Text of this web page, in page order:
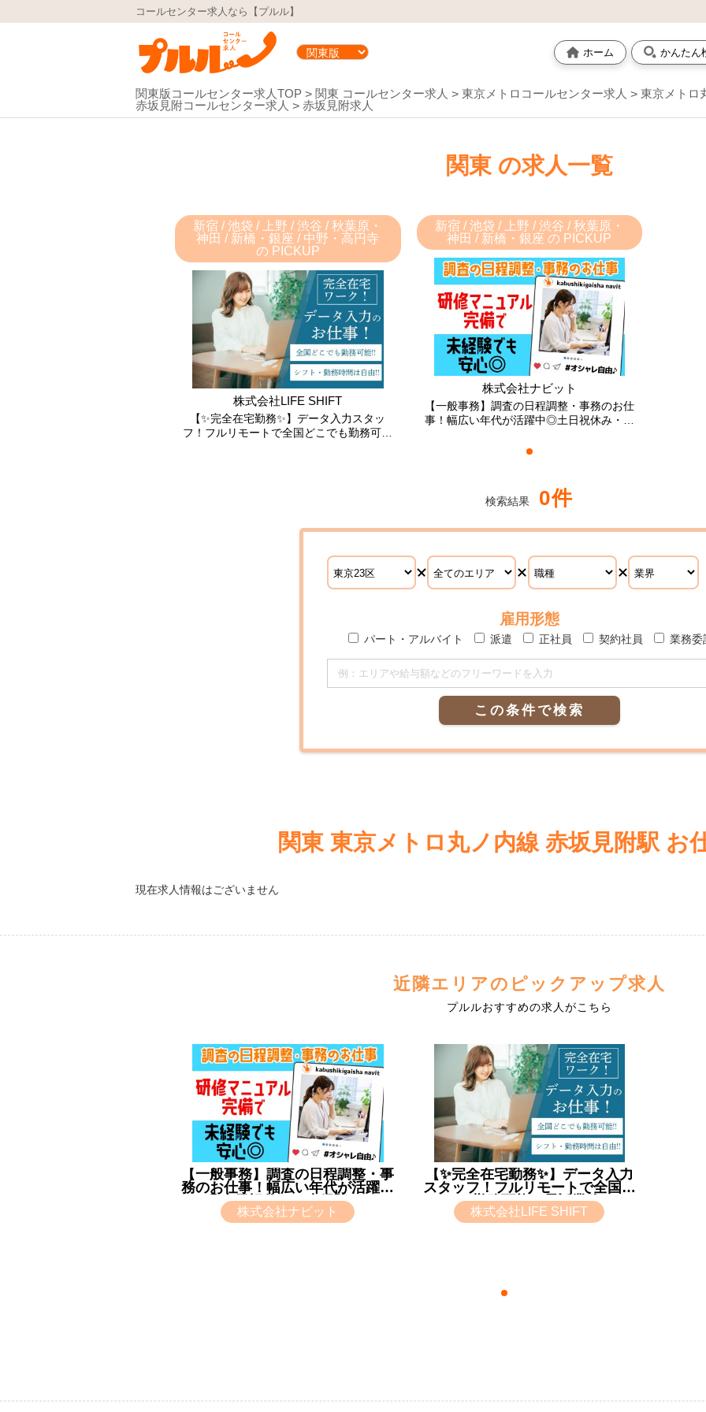
コールセンター求人なら【プルル】
ホーム かんたん
関東版コールセンター求人TOP 関東 コールセンター求人 東京メトロコールセンター求人
東京メトロ
赤坂見附コールセンター求人
赤坂見附求人
関東 の求人一覧
新宿 / 池袋 / 上野 / 渋谷 / 秋葉原・
神田 / 新橋・銀座 / 中野・高円寺
の PICKUP
株式会社LIFE SHIFT
【✨完全在宅勤務✨】データ入力スタッ
フ！フルリモートで全国どこでも勤務可能
新宿 / 池袋 / 上野 / 渋谷 / 秋葉原・
神田 / 新橋・銀座 の PICKUP
株式会社ナビット
【一般事務】調査の日程調整・事務のお仕
事！幅広い年代が活躍中◎土日祝休み・未
検索結果 0件
雇用形態
パート・アルバイト 派遣 正社員 契約社員 業務委
この条件で検索
関東 東京メトロ丸ノ内線 赤坂見附駅 お
現在求人情報はございません
近隣エリアのピックアップ求人
プルルおすすめの求人がこちら
【一般事務】調査の日程調整・事
務のお仕事！幅広い年代が活躍中
◎土日祝休み・未経験OK
株式会社ナビット
【✨完全在宅勤務✨】データ入力
スタッフ！フルリモートで全国ど
こでも勤務可能🍀電話業務なし
株式会社LIFE SHIFT